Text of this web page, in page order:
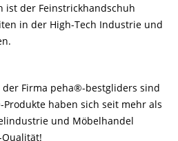
ist der Feinstrickhandschuh
in der High-Tech Industrie und
Firma peha®-bestgliders sind
haben sich seit mehr als
und Möbelhandel
Qualität!